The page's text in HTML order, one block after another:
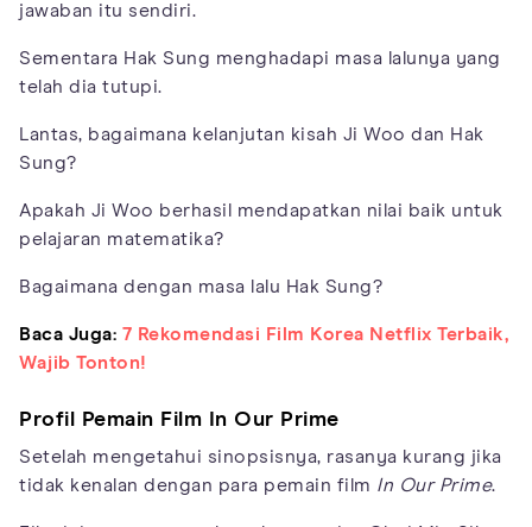
jawaban itu sendiri.
Sementara Hak Sung menghadapi masa lalunya yang
telah dia tutupi.
Lantas, bagaimana kelanjutan kisah Ji Woo dan Hak
Sung?
Apakah Ji Woo berhasil mendapatkan nilai baik untuk
pelajaran matematika?
Bagaimana dengan masa lalu Hak Sung?
Baca Juga: 7 Rekomendasi Film Korea Netflix Terbaik,
Wajib Tonton!
Profil Pemain Film In Our Prime
Setelah mengetahui sinopsisnya, rasanya kurang jika
tidak kenalan dengan para pemain film In Our Prime.